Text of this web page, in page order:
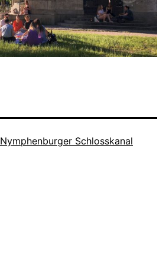
Nymphenburger Schlosskanal